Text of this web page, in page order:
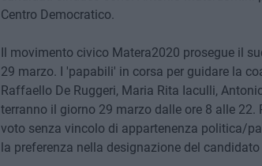
Centro Democratico.
Il movimento civico Matera2020 prosegue il
29 marzo. I 'papabili' in corsa per guidare la
Raffaello De Ruggeri, Maria Rita Iaculli,
terranno il giorno 29 marzo dalle ore 8 alle
voto senza vincolo di appartenenza politica/
la preferenza nella designazione del